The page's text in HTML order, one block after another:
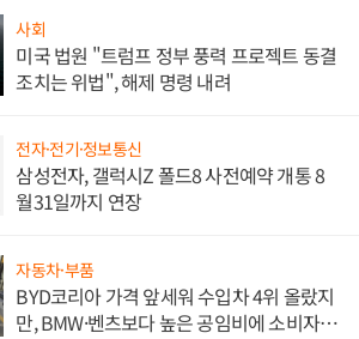
사회
미국 법원 "트럼프 정부 풍력 프로젝트 동결
조치는 위법", 해제 명령 내려
전자·전기·정보통신
삼성전자, 갤럭시Z 폴드8 사전예약 개통 8
월31일까지 연장
자동차·부품
BYD코리아 가격 앞세워 수입차 4위 올랐지
만, BMW·벤츠보다 높은 공임비에 소비자